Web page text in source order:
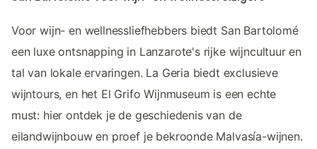
Voor wijn- en wellnessliefhebbers biedt San Bartolomé
een luxe ontsnapping in Lanzarote's rijke wijncultuur en
tal van lokale ervaringen. La Geria biedt exclusieve
wijntours, en het El Grifo Wijnmuseum is een echte
must: hier ontdek je de geschiedenis van de
eilandwijnbouw en proef je bekroonde Malvasía-wijnen.